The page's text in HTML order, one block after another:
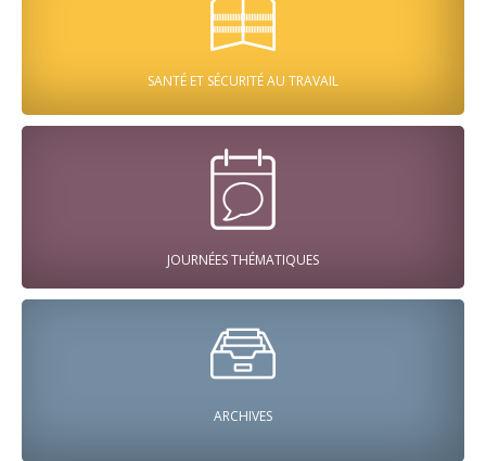
SANTÉ ET SÉCURITÉ AU TRAVAIL
JOURNÉES THÉMATIQUES
ARCHIVES